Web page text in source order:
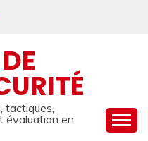
tactiques,
évaluation en